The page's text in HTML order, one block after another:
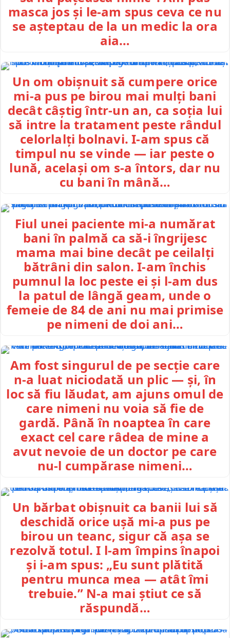
masca jos și le-am spus ceva ce nu
se așteptau de la un medic la ora
aia…
Un om obișnuit să cumpere orice
mi-a pus pe birou mai mulți bani
decât câștig într-un an, ca soția lui
să intre la tratament peste rândul
celorlalți bolnavi. I-am spus că
timpul nu se vinde — iar peste o
lună, același om s-a întors, dar nu
cu bani în mână…
Fiul unei paciente mi-a numărat
bani în palmă ca să-i îngrijesc
mama mai bine decât pe ceilalți
bătrâni din salon. I-am închis
pumnul la loc peste ei și l-am dus
la patul de lângă geam, unde o
femeie de 84 de ani nu mai primise
pe nimeni de doi ani…
Am fost singurul de pe secție care
n-a luat niciodată un plic — și, în
loc să fiu lăudat, am ajuns omul de
care nimeni nu voia să fie de
gardă. Până în noaptea în care
exact cel care râdea de mine a
avut nevoie de un doctor pe care
nu-l cumpărase nimeni…
Un bărbat obișnuit ca banii lui să
deschidă orice ușă mi-a pus pe
birou un teanc, sigur că așa se
rezolvă totul. I l-am împins înapoi
și i-am spus: „Eu sunt plătită
pentru munca mea — atât îmi
trebuie.” N-a mai știut ce să
răspundă…